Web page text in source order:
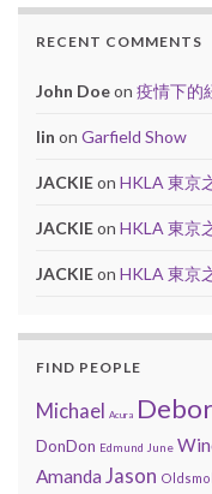
RECENT COMMENTS
John Doeon 疫情下的
lin on Garfield Show
JACKIEon HKLA 東京
JACKIEon HKLA 東京
JACKIEon HKLA 東京
FIND PEOPLE
Michael Acura
DonDon Edmund June
Amanda Jason